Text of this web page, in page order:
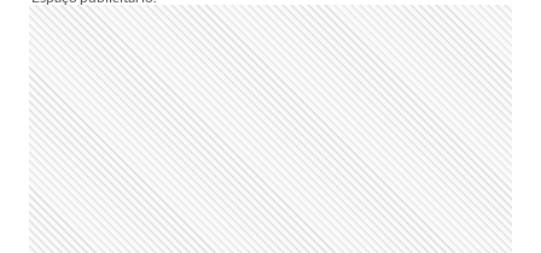
JOSÉ
É
EM
19
DE
MARÇO!
VEJA
15
ORAÇÕES
PARA